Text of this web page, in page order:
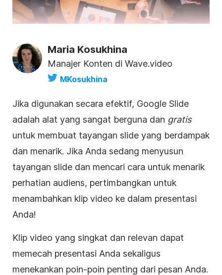
Maria Kosukhina
Manajer Konten di Wave.video
MKosukhina
Jika digunakan secara efektif, Google Slide
adalah alat yang sangat berguna dan gratis
untuk membuat tayangan slide yang berdampak
dan menarik. Jika Anda sedang menyusun
tayangan slide dan mencari cara untuk menarik
perhatian audiens, pertimbangkan untuk
menambahkan klip video ke dalam presentasi
Anda!
Klip video yang singkat dan relevan dapat
memecah presentasi Anda sekaligus
menekankan poin-poin penting dari pesan Anda.